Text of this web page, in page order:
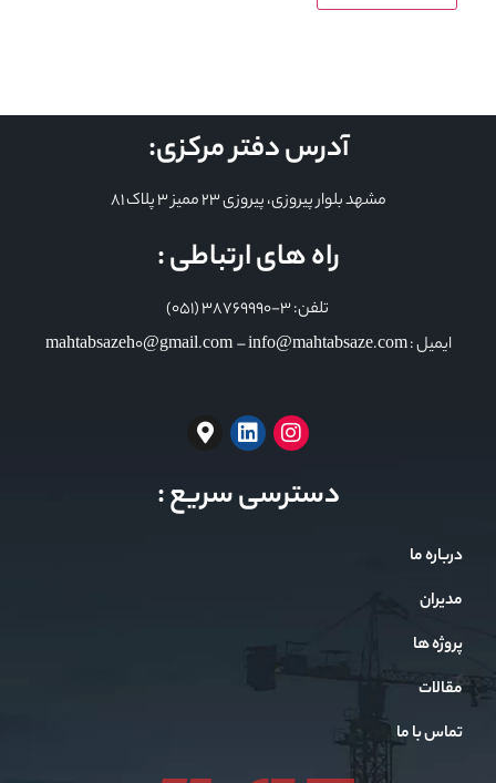
آدرس دفتر مرکزی:
مشهد بلوار پیروزی، پیروزی 23 ممیز 3 پلاک 81
راه های ارتباطی :
تلفن: 3-38769990 (051)
ایمیل : mahtabsazeh0@gmail.com – info@mahtabsaze.com
دسترسی سریع :
درباره ما
مدیران
پروژه ها
مقالات
تماس با ما